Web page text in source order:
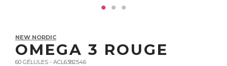
NEW NORDIC
OMEGA 3 ROUGE
60 GÉLULES - ACL6382546